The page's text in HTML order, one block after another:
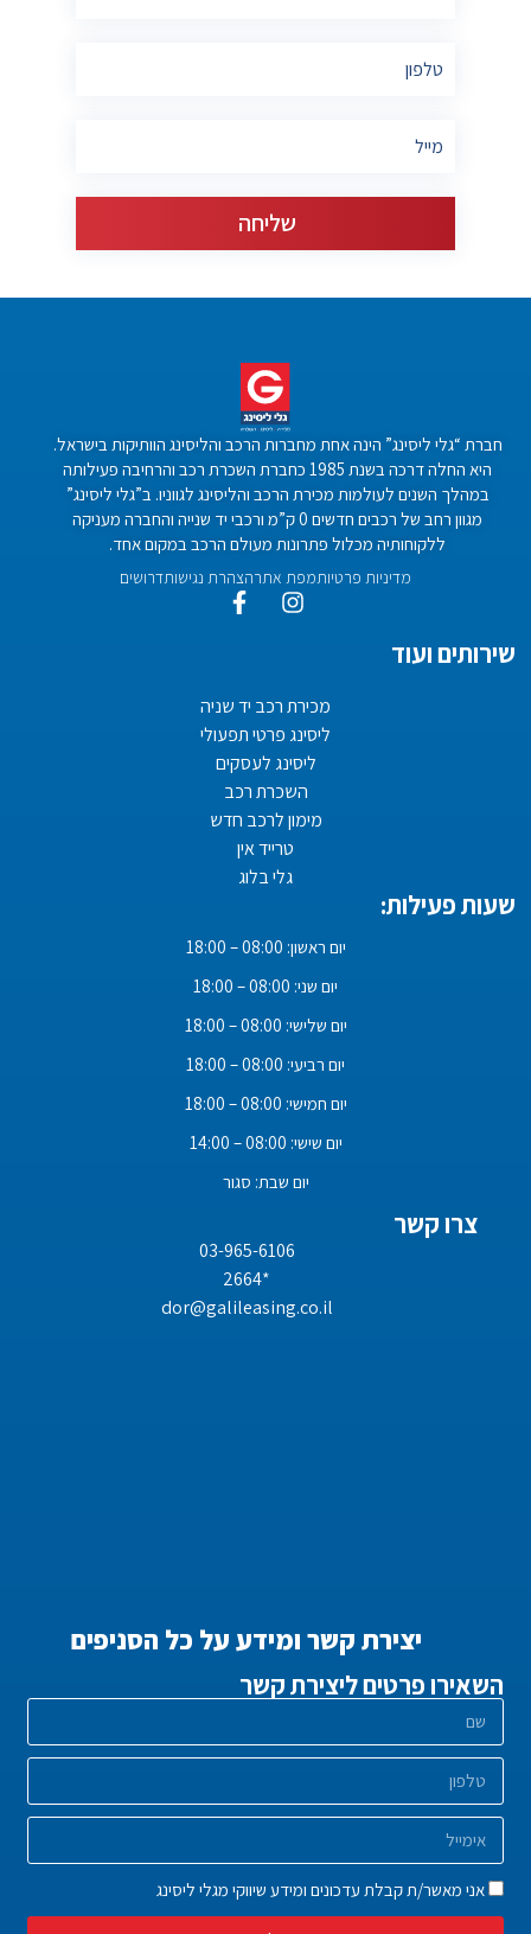
חברת “גלי ליסינג” הינה אחת מחברות הרכב והליסינג הוותיקות בישראל.
היא החלה דרכה בשנת 1985 כחברת השכרת רכב והרחיבה פעילותה
במהלך השנים לעולמות מכירת הרכב והליסינג לגווניו. ב”גלי ליסינג”
מגוון רחב של רכבים חדשים 0 ק”מ ורכבי יד שנייה והחברה מעניקה
ללקוחותיה מכלול פתרונות מעולם הרכב במקום אחד.
מדיניות פרטיותמפת אתרהצהרת נגישותדרושים
שירותים ועוד
מכירת רכב יד שניה
ליסינג פרטי תפעולי
ליסינג לעסקים
השכרת רכב
מימון לרכב חדש
טרייד אין
גלי בלוג
שעות פעילות:
יום ראשון: 08:00 – 18:00
יום שני: 08:00 – 18:00
יום שלישי: 08:00 – 18:00
יום רביעי: 08:00 – 18:00
יום חמישי: 08:00 – 18:00
יום שישי: 08:00 – 14:00
יום שבת: סגור
צרו קשר
03-965-6106
*2664
dor@galileasing.co.il
יצירת קשר ומידע על כל הסניפים
השאירו פרטים ליצירת קשר
אני מאשר/ת קבלת עדכונים ומידע שיווקי מגלי ליסינג